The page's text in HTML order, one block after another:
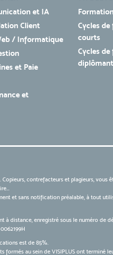
et IA
Client
/ Informatique
et Paie
et
Cycles
courts
Cycles
contrefacteurs et plagieurs,
et sans notification préalable, à tout
à distance, enregistré sous le numéro de
est de 85%.
formés au sein de VISIPLUS ont terminé